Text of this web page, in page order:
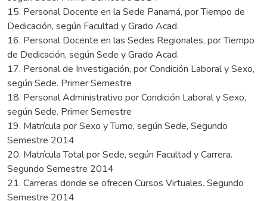
15. Personal Docente en la Sede Panamá, por Tiempo de
Dedicación, según Facultad y Grado Acad.
16. Personal Docente en las Sedes Regionales, por Tiempo
de Dedicación, según Sede y Grado Acad.
17. Personal de Investigación, por Condición Laboral y Sexo,
según Sede. Primer Semestre
18. Personal Administrativo por Condición Laboral y Sexo,
según Sede. Primer Semestre
19. Matrícula por Sexo y Turno, según Sede, Segundo
Semestre 2014
20. Matrícula Total por Sede, según Facultad y Carrera.
Segundo Semestre 2014
21. Carreras donde se ofrecen Cursos Virtuales. Segundo
Semestre 2014